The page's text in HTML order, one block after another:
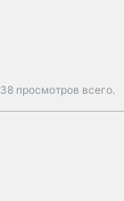
38 просмотров всего.